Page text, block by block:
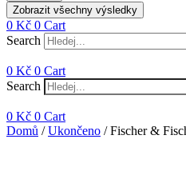
Zobrazit všechny výsledky
0 Kč 0 Cart
Search
0 Kč 0 Cart
Search
0 Kč 0 Cart
Domů /Ukončeno / Fischer &